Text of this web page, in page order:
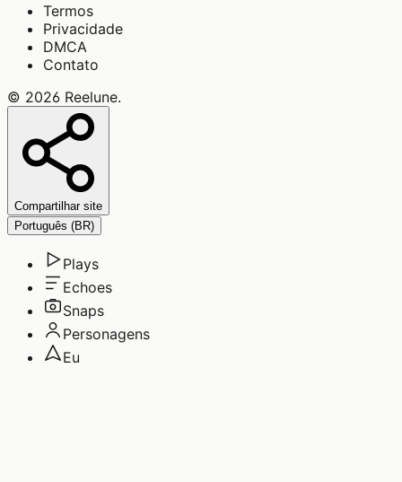
Termos
Privacidade
DMCA
Contato
© 2026 Reelune.
Compartilhar site
Português (BR)
Plays
Echoes
Snaps
Personagens
Eu